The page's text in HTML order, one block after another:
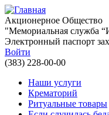
Перейти к основному
Акционерное Общество
"Мемориальная служба
Электронный паспорт
Войти
(383) 228-00-00
Наши услуги
Крематорий
Ритуальные товары